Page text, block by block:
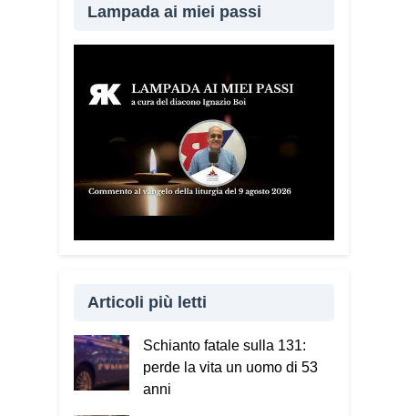
Lampada ai miei passi
Articoli più letti
Schianto fatale sulla 131:
perde la vita un uomo di 53
anni